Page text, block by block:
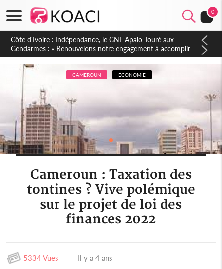
0
Sierra Leone : Un projet de réforme constitutionnelle en
gestation, points clés des amendements, un exclu d'avance
CAMEROUN ECONOMIE
Cameroun : Taxation des
tontines ? Vive polémique
sur le projet de loi des
finances 2022
5334 Vues Il y a 4 ans